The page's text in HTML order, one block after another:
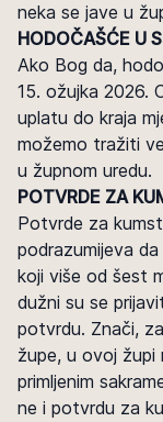
neka se jave u
HODOČAŠĆE U
Ako Bog da,
15. ožujka 2026.
uplatu do kraja
možemo tražiti
u župnom uredu.
POTVRDE ZA
Potvrde za
podrazumijeva
koji više od šest
dužni su se
potvrdu. Znači,
župe, u ovoj
primljenim
ne i potvrdu za